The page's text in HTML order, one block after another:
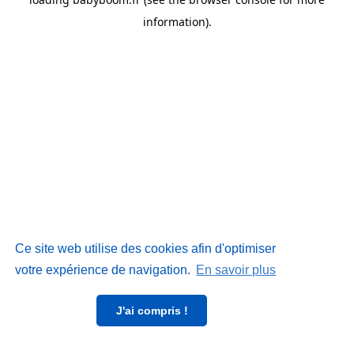
Ce site web utilise des cookies afin d'optimiser
votre expérience de navigation. En savoir plus
J'ai compris !
information).